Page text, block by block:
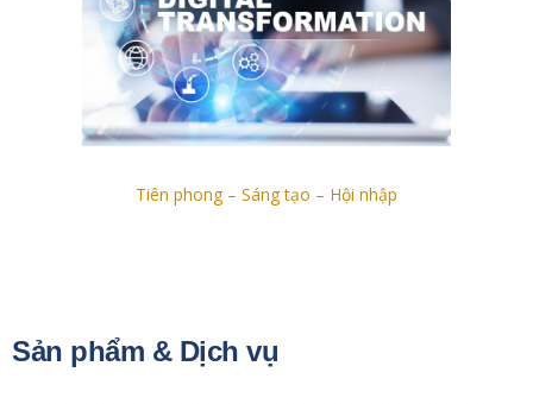
Tiên phong – Sáng tạo – Hội nhập
Sản phẩm & Dịch vụ